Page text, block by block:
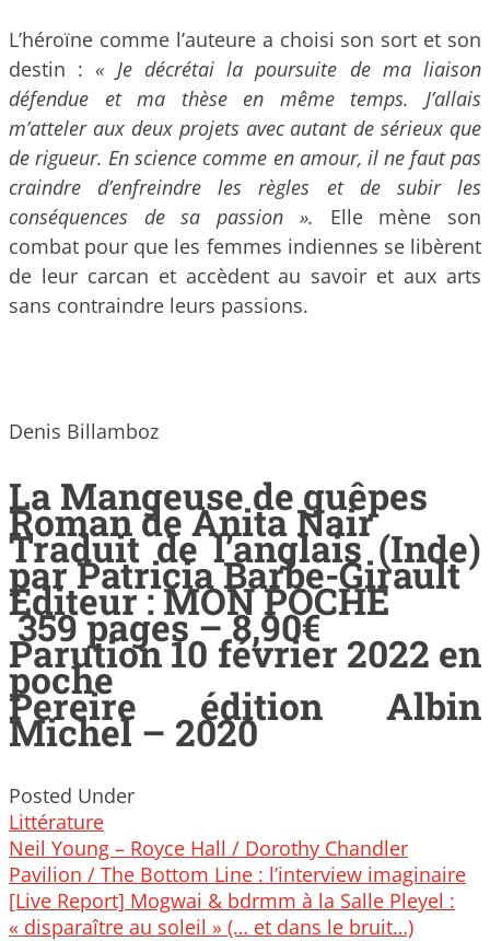
L’héroïne comme l’auteure a choisi son sort et son
destin : « Je décrétai la poursuite de ma liaison
défendue et ma thèse en même temps. J’allais
m’atteler aux deux projets avec autant de sérieux que
de rigueur. En science comme en amour, il ne faut pas
craindre d’enfreindre les règles et de subir les
conséquences de sa passion ». Elle mène son
combat pour que les femmes indiennes se libèrent
de leur carcan et accèdent au savoir et aux arts
sans contraindre leurs passions.
Denis Billamboz
La Mangeuse de guêpes
Roman de Anita Nair
Traduit de l’anglais (Inde)
par Patricia Barbe-Girault
Editeur ‏: MON POCHE
‎ 359 pages – 8,90€
Parution 10 février 2022 en
poche
Pereire édition Albin
Michel – 2020
Posted Under
Littérature
Post
navigation
Neil Young – Royce Hall / Dorothy Chandler
Pavilion / The Bottom Line : l’interview imaginaire
[Live Report] Mogwai & bdrmm à la Salle Pleyel :
« disparaître au soleil » (… et dans le bruit…)